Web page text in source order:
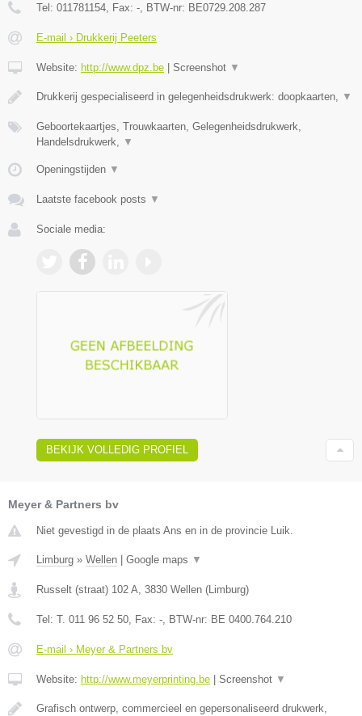
Tel: 011781154 , Fax: - , BTW-nr: BE0729.208.287
E-mail › Drukkerij Peeters
Website: http://www.dpz.be Screenshot ▼
Drukkerij gespecialiseerd in gelegenheidsdrukwerk: doopkaarten, ▼
Geboortekaartjes, Trouwkaarten, Gelegenheidsdrukwerk,
Handelsdrukwerk,
▼
Openingstijden ▼
Laatste facebook posts ▼
Sociale media:
BEKIJK VOLLEDIG PROFIEL
Meyer & Partners bv
Niet gevestigd in de plaats Ans en in de provincie Luik.
Limburg » Wellen | Google maps ▼
Russelt (straat) 102 A 3830 Wellen (Limburg)
Tel: T. 011 96 52 50 , Fax: - , BTW-nr: BE 0400.764.210
E-mail › Meyer & Partners bv
Website: http://www.meyerprinting.be | Screenshot ▼
Grafisch ontwerp, commercieel en gepersonaliseerd drukwerk,